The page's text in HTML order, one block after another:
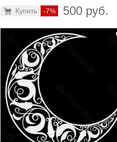
-7% 500 руб.
Купить